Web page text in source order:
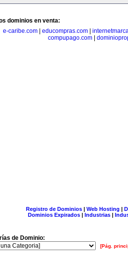
dominios en venta:
e-caribe.com| educompras.com|
compupago.com|
Registro de Dominios| Web Hosting |
Dominios Expirados | Industrias |
de Dominio:
[Pág.